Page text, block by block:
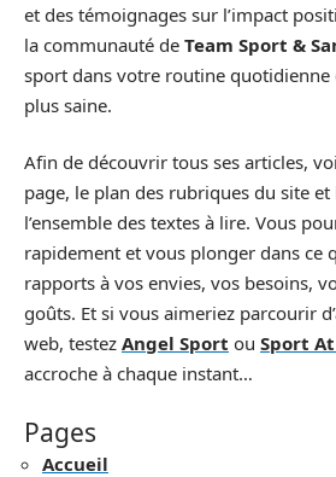
et des témoignages sur l’impact
la communauté de Team Sport &
sport dans votre routine quotidienne
plus saine.
Afin de découvrir tous ses articles,
page, le plan des rubriques du site et
l’ensemble des textes à lire. Vous
rapidement et vous plonger dans ce
rapports à vos envies, vos besoins,
goûts. Et si vous aimeriez parcourir
web, testez Angel Sport ou Sport
accroche à chaque instant…
Pages
Accueil